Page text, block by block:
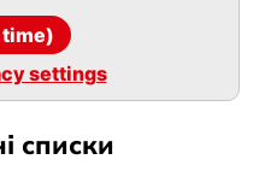
time)
settings
списки